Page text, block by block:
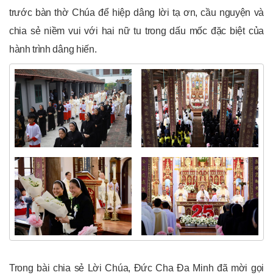
trước bàn thờ Chúa để hiệp dâng lời tạ ơn, cầu nguyện và
chia sẻ niềm vui với hai nữ tu trong dấu mốc đặc biệt của
hành trình dâng hiến.
Trong bài chia sẻ Lời Chúa, Đức Cha Đa Minh đã mời gọi